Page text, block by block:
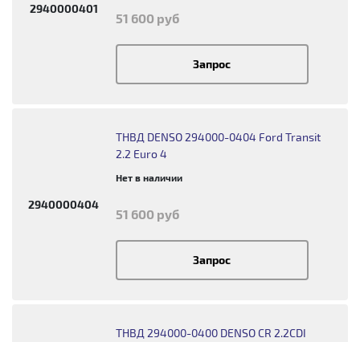
2940000401
51 600 руб
Запрос
2940000404
ТНВД DENSO 294000-0404 Ford Transit
2.2 Euro 4
Нет в наличии
51 600 руб
Запрос
ТНВД 294000-0400 DENSO CR 2.2CDI